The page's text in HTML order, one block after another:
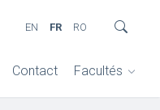
Contact Facultés
EN FR RO